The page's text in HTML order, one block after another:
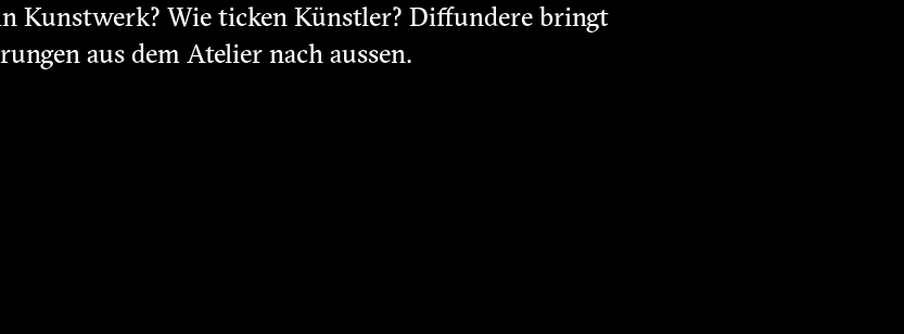
Kunstwerk? Wie ticken Künstler? Diffundere bringt
aus dem Atelier nach aussen.